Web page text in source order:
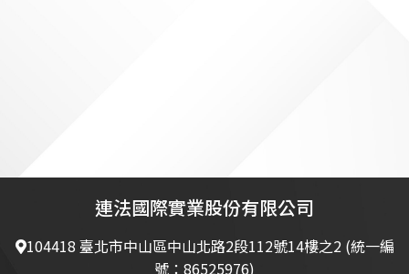
連法國際實業股份有限公司
104418 臺北市中山區中山北路2段112號14樓之2 (統一編
號：86525976)